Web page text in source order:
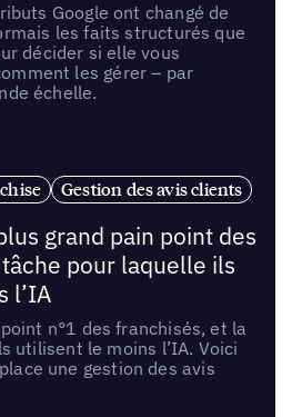
Google ont changé de
les faits structurés que
décider si elle vous
les gérer – par
échelle.
Gestion des avis clients
grand pain point des
pour laquelle ils
l’IA
n°1 des franchisés, et la
utilisent le moins l’IA. Voici
une gestion des avis